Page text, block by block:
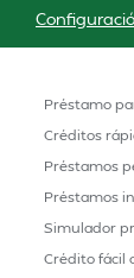
Préstamo
Créditos
Préstamos
Préstamos
Simulador
Crédito fácil